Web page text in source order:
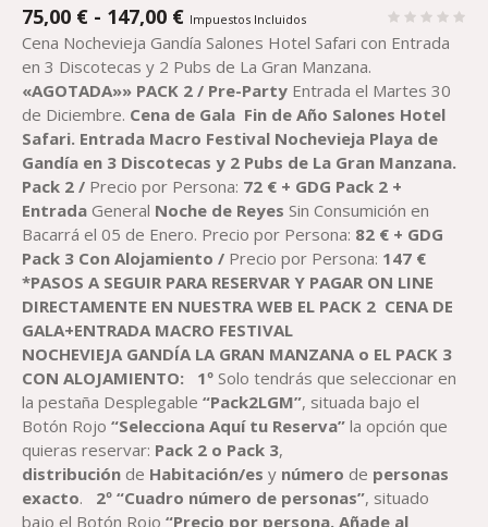
75,00 € - 147,00 €RANGO
DE
PRECIOS:
DESDE
75,00 €
HASTA
147,00 €
Impuestos Incluidos
Cena Nochevieja Gandía Salones Hotel Safari con Entrada
en 3 Discotecas y 2 Pubs de La Gran Manzana.
«AGOTADA»» PACK 2 / Pre-Party Entrada el Martes 30
de Diciembre. Cena de Gala Fin de Año Salones Hotel
Safari. Entrada Macro Festival Nochevieja Playa de
Gandía en 3 Discotecas y 2 Pubs de La Gran Manzana.
Pack 2 / Precio por Persona: 72 € + GDG Pack 2 +
Entrada General Noche de Reyes Sin Consumición en
Bacarrá el 05 de Enero. Precio por Persona: 82 € + GDG
Pack 3 Con Alojamiento / Precio por Persona: 147 €
*PASOS A SEGUIR PARA RESERVARY PAGAR ON LINE
DIRECTAMENTE EN NUESTRA WEB EL PACK 2 CENA DE
GALA+ENTRADA MACRO FESTIVAL
NOCHEVIEJA GANDÍA LA GRAN MANZANA o EL PACK 3
CON ALOJAMIENTO: 1ºSolo tendrás que seleccionar en
la pestaña Desplegable“Pack2LGM”, situada bajo el
Botón Rojo“Selecciona Aquí tu Reserva” la opción que
quieras reservar: Pack 2 o Pack 3,
distribución de Habitación/es y número de personas
exacto. 2º “Cuadro número de personas”, situado
bajo el Botón Rojo“Precio por persona. Añade al